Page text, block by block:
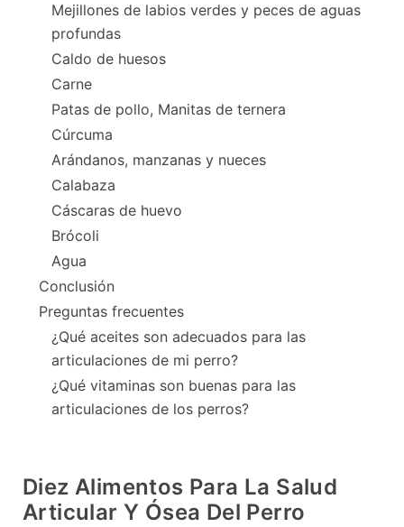
Mejillones de labios verdes y peces de aguas
profundas
Caldo de huesos
Carne
Patas de pollo, Manitas de ternera
Cúrcuma
Arándanos, manzanas y nueces
Calabaza
Cáscaras de huevo
Brócoli
Agua
Conclusión
Preguntas frecuentes
¿Qué aceites son adecuados para las
articulaciones de mi perro?
¿Qué vitaminas son buenas para las
articulaciones de los perros?
Diez Alimentos Para La Salud
Articular Y Ósea Del Perro